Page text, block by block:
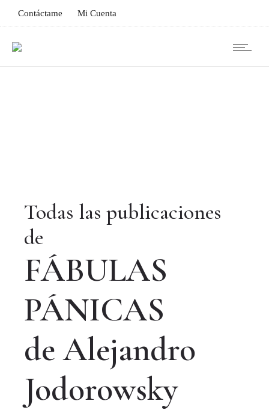
Contáctame Mi Cuenta
Todas las publicaciones
de
FÁBULAS
PÁNICAS
de Alejandro
Jodorowsky